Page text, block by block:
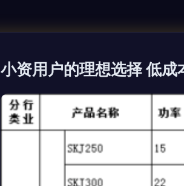
小资用户的理想选择 低